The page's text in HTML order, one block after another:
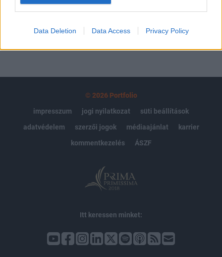
Data Deletion Data Access Privacy Policy
© 2026 Portfolio
impresszum
jogi nyilatkozat
süti beállítások
adatvédelem
szerzői jogok médiaajánlat
karrier
kommentkezelés
ÁSZF
Itt keressen minket: